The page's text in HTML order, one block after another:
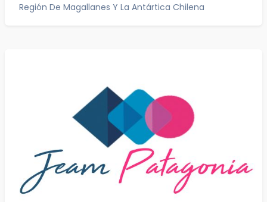
Región De Magallanes Y La Antártica Chilena